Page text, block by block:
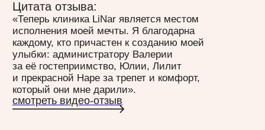
Цитата отзыва:
«Все очень приятные, отзывчивые
и внимательные. Всегда иду сюда с радостью
и хорошим настроением. Всё сделали очень
быстро и совершенно не больно».
смотреть видео-отзыв